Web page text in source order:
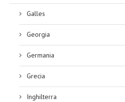
Galles
Georgia
Germania
Grecia
Inghilterra